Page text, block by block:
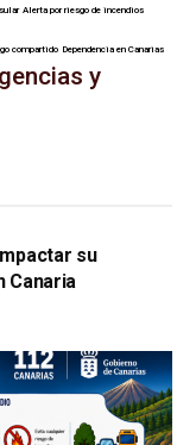
Alerta por riesgo de incendios
compartido Dependencia en Canarias
y
su
Canaria